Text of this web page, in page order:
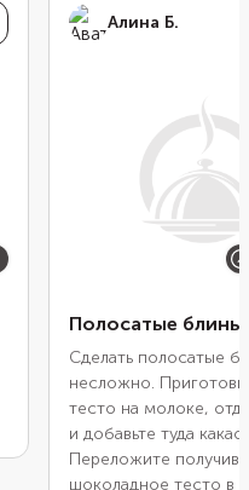
Алина Б.
Полосатые блины
Сделать полосатые
несложно.
тесто на молоке,
и добавьте туда какао.
Переложите
шоколадное тесто в